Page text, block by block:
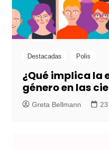
Destacadas Polis
¿Qué implica la
género en las
Greta Bellmann